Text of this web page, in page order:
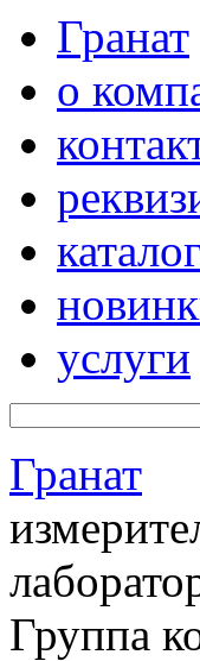
Гранат
о
услуги
Гранат
Группа